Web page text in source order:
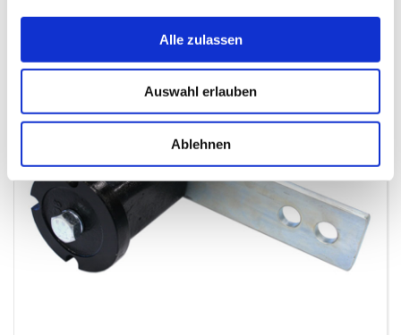
Alle zulassen
Auswahl erlauben
Ablehnen
Geschäftskunde? Denken Sie daran, sich einzuloggen!